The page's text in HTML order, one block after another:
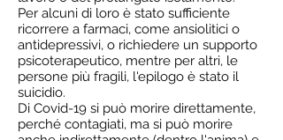
Per alcuni di loro è stato sufficiente
ricorrere a farmaci, come ansiolitici o
antidepressivi, o richiedere un supporto
psicoterapeutico, mentre per altri, le
persone più fragili, l'epilogo è stato il
suicidio.
Di Covid-19 si può morire direttamente,
perché contagiati, ma si può morire